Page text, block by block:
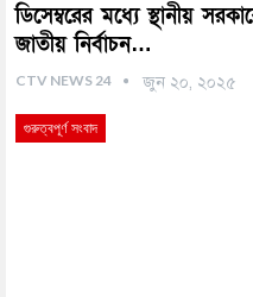
ডিসেম্বরের মধ্যে স্থানীয়
জাতীয় নির্বাচন…
CTV NEWS 24 জুন ২০, ২০২৫
গুরুত্বপূর্ণ সংবাদ